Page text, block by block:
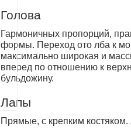
Голова
Гармоничных пропорций,
формы. Переход ото лба к
максимально широкая и
вперед по отношению к
бульдожину.
Лапы
Прямые, с крепким